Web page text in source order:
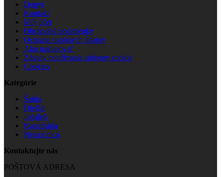
Dopyt
Kontakt
Môj účet
Obchodné podmienky
Ochrana osobných údajov
Ako nakupovať
Zásady používania súborov cookie
Cookies
Kategórie
Šatňa
Dielňa
Jedáleň
Kancelária
Nemocnica
Kontaktujte nás
POŠTOVÁ ADRESA